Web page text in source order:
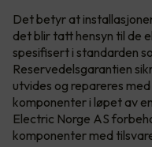
Det betyr at
det blir tatt hensyn til de
spesifisert i standarden
Reservedelsgarantien
utvides og repareres
komponenter i løpet av
Electric Norge AS
komponenter med